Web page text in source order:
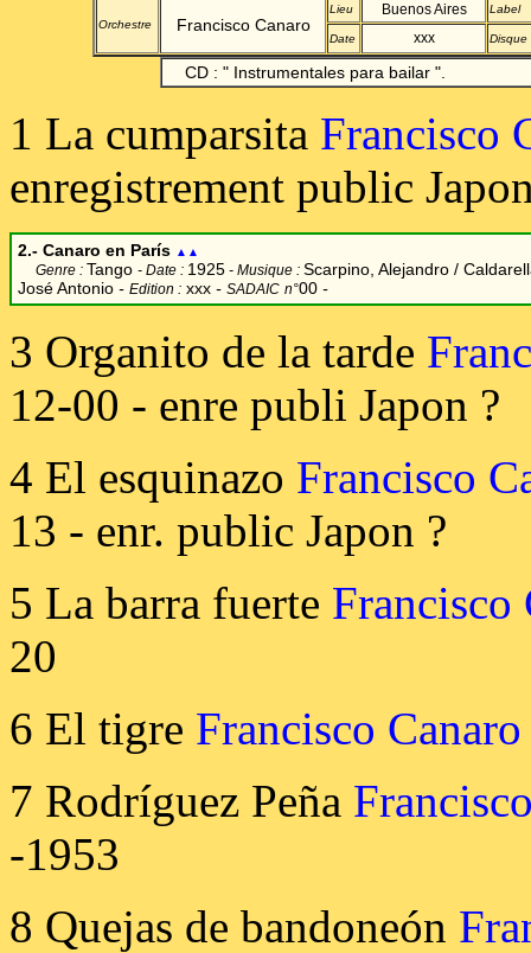
Orchestre Francisco Canaro
Lieu Buenos Aires Label
Date xxx Disque
CD : " Instrumentales para bailar ".
1 La cumparsita Francisco
enregistrement public
2.- Canaro en París ▲▲
Genre : Tango - Date : 1925 - Musique : Scarpino, Alejandro /
José Antonio - Edition : xxx - SADAIC n°00 -
3 Organito de la tarde
12-00 - enre publi Japon ?
4 El esquinazo Francisco
13 - enr. public Japon ?
5 La barra fuerte Francisco
20
6 El tigre Francisco Canaro
7 Rodríguez Peña
-1953
8 Quejas de bandoneón